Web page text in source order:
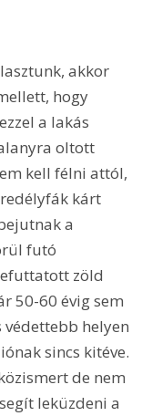
hogy
a lakás
oltott
kell félni attól,
kárt
a
futó
zöld
50-60 évig sem
helyen
sincs kitéve.
de nem
leküzdeni a